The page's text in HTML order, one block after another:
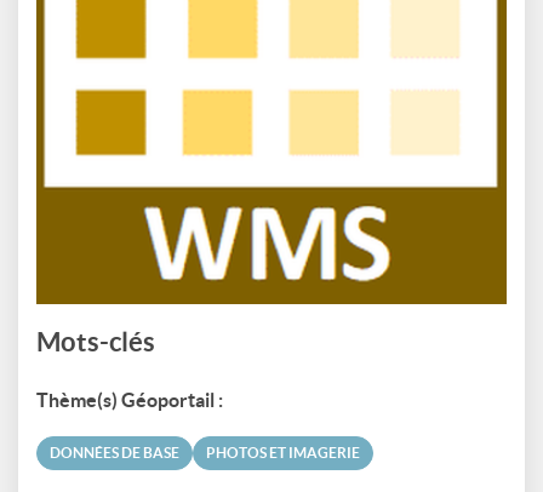
Mots-clés
Thème(s) Géoportail :
DONNÉES DE BASE PHOTOS ET IMAGERIE